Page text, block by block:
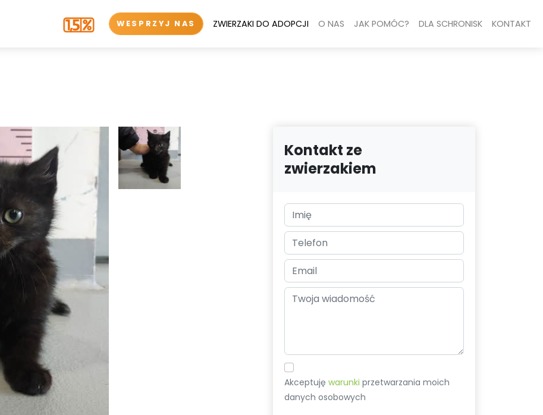
WESPRZYJ NAS ZWIERZAKI DO ADOPCJI O NAS JAK POMÓC? DLA SCHRONISK KONTAKT
Kontakt ze
zwierzakiem
Akceptujęwarunki przetwarzania moich
danych osobowych